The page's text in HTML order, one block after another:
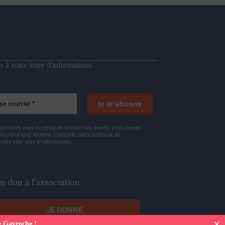
à notre lettre d'informations
vous acceptez de recevoir nos emails. Vous pouvez
à tout moment. Consultez notre politique de
pour plus d’informations.
don à l'association
JE DONNE